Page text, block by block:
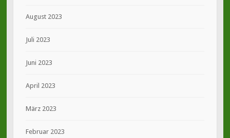
August 2023
Juli 2023
Juni 2023
April 2023
März 2023
Februar 2023